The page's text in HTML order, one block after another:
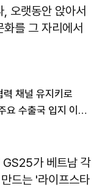
오랫동안 앉아서
를 그 자리에서
력 채널 유지키로
트럼프發 관세 위기 직면한 베트남...주요 수출국 입지 이어갈까
가 베트남 각
드는 '라이프스타